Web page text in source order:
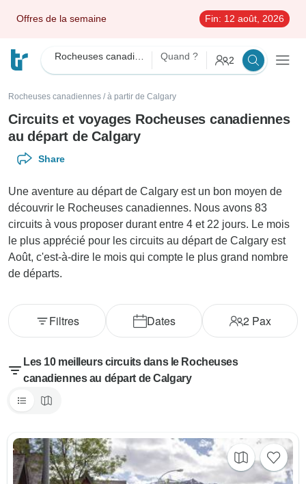
Offres de la semaine Fin: 12 août, 2026
Quand ? 2
Rocheuses canadiennes / à partir de Calgary
Circuits et voyages Rocheuses canadiennes
au départ de Calgary
Share
Une aventure au départ de Calgary est un bon moyen de
découvrir le Rocheuses canadiennes. Nous avons 83
circuits à vous proposer durant entre 4 et 22 jours. Le mois
le plus apprécié pour les circuits au départ de Calgary est
Août, c'est-à-dire le mois qui compte le plus grand nombre
de départs.
Dates 2Pax
Filtres
Les 10 meilleurs circuits dans le Rocheuses
canadiennes au départ de Calgary